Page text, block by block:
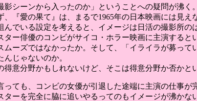
シーンから入ったのか」ということへの疑問が沸く。
『愛の果て』は、まるで1965年の日本映画には見え
でいる設定を考えると、イメージは日活の撮影所の
ー俳優のコンビがサイコ・ホラー映画に主演すると
ーズではなかったか。そして、「イライラが募っ
じゃないのか。
意分野かもしれないけど、そこは得意分野か否かと
ても、コンビの女優が引退した途端に主演の仕事
ーを完全に脇に追いやるってのもイメージが沸かな